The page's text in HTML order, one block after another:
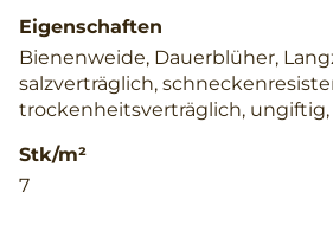
Eigenschaften
Bienenweide, Dauerblüher,
salzverträglich,
trockenheitsverträglich,
Stk/m²
7